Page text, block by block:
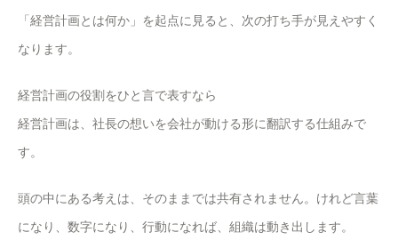
「経営計画とは何か」を起点に見ると、次の打ち手が見えやすく
なります。
経営計画の役割をひと言で表すなら
経営計画は、社長の想いを会社が動ける形に翻訳する仕組みで
す。
頭の中にある考えは、そのままでは共有されません。けれど言葉
になり、数字になり、行動になれば、組織は動き出します。